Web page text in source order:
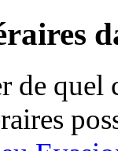
de